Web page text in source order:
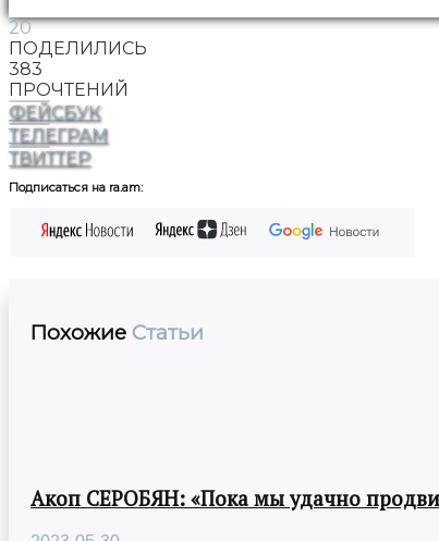
20
ПОДЕЛИЛИСЬ
383
ПРОЧТЕНИЙ
ФЕЙСБУК
ТЕЛЕГРАМ
ТВИТТЕР
Подписаться на ra.am:
Похожие Статьи
Акоп СЕРОБЯН: «Пока мы удачно